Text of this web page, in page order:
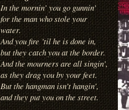
In the mornin’ you go gunnin’
for the man who stole your
water.
And you fire ’til he is done in,
but they catch you at the border.
And the mourners are all singin’,
as they drag you by your feet.
But the hangman isn’t hangin’,
and they put you on the street.